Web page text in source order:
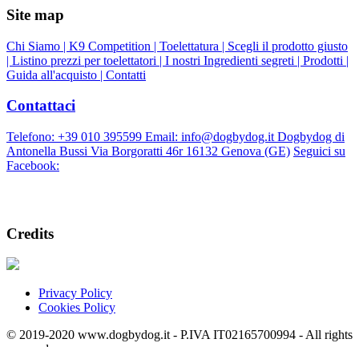
Site map
Chi Siamo | K9 Competition | Toelettatura | Scegli il prodotto giusto
| Listino prezzi per toelettatori | I nostri Ingredienti segreti | Prodotti |
Guida all'acquisto | Contatti
Contattaci
Telefono: +39 010 395599 Email: info@dogbydog.it Dogbydog di
Antonella Bussi Via Borgoratti 46r 16132 Genova (GE) Seguici su
Facebook:
Credits
Privacy Policy
Cookies Policy
© 2019-2020 www.dogbydog.it - P.IVA IT02165700994 - All rights